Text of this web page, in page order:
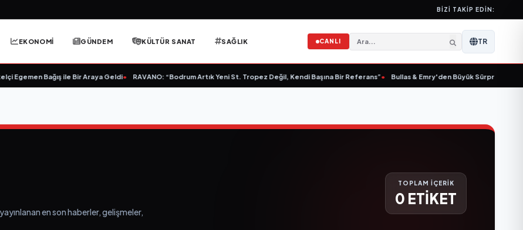
BIZI TAKIP EDIN:
EKONOMİ GÜNDEM KÜLTÜR SANAT SAĞLIK CANLI TR
Egemen Bağış ile Bir Araya Geldi• RAVANO: “Bodrum Artık Yeni St. Tropez Değil, Kendi Başına Bir Referans”• Bullas & Emry'den Büyük Sürpriz! "Kaç
en son haberler, gelişmeler,
TOPLAM İÇERİK
0 ETİKET